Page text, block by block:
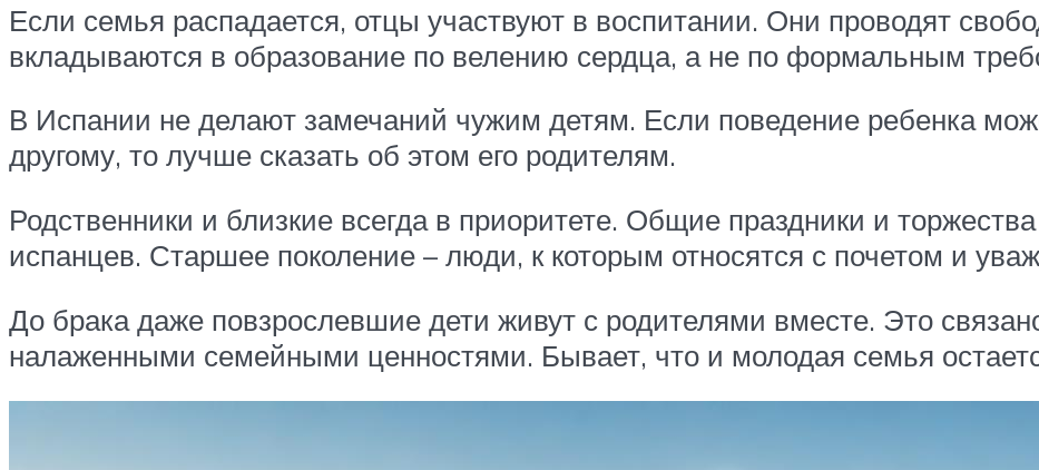
Если семья распадается, отцы участвуют в воспитании. Они проводят
вкладываются в образование по велению сердца, а не по формальным
В Испании не делают замечаний чужим детям. Если поведение ребенка
другому, то лучше сказать об этом его родителям.
Родственники и близкие всегда в приоритете. Общие праздники и
испанцев. Старшее поколение – люди, к которым относятся с почетом и
До брака даже повзрослевшие дети живут с родителями вместе. Это
налаженными семейными ценностями. Бывает, что и молодая семья